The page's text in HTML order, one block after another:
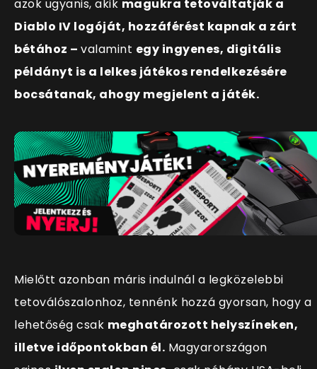
azok ugyanis, akik magukra tetováltatják a
Diablo IV logóját, hozzáférést kapnak a zárt
bétához – valamint egy ingyenes, digitális
példányt is a lelkes játékos rendelkezésére
bocsátanak, ahogy megjelent a játék.
Mielőtt azonban máris indulnál a legközelebbi
tetoválószalonhoz, tennénk hozzá gyorsan, hogy a
lehetőség csak meghatározott helyszíneken,
illetve időpontokban él. Magyarországon